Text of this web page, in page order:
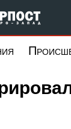
Форпост